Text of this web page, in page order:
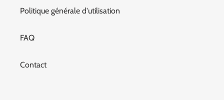
Politique générale d'utilisation
FAQ
Contact